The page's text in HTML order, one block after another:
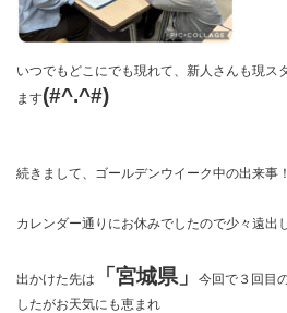
いつでもどこにでも現れて、新人さんも現ス
ます(#^.^#)
続きまして、ゴールデンウイーク中の出来事
カレンダー通りにお休みでしたので少々遠出
出かけた先は 「宮城県」 今回で３回目
したがお天気にも恵まれ